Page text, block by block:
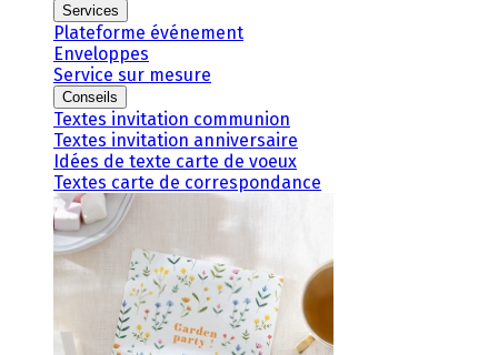
Services
Plateforme événement
Enveloppes
Service sur mesure
Conseils
Textes invitation communion
Textes invitation anniversaire
Idées de texte carte de voeux
Textes carte de correspondance